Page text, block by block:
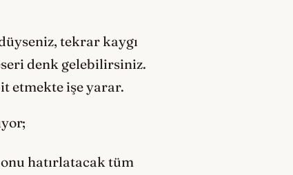
tekrar kaygı
denk gelebilirsiniz.
etmekte işe yarar.
hatırlatacak tüm